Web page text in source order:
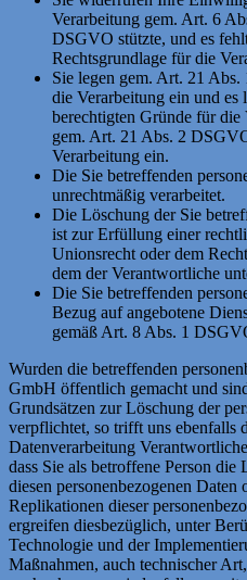
Verarbeitung gem. Art. 6
DSGVO stützte, und es
Rechtsgrundlage für die
Sie legen gem. Art. 21
die Verarbeitung ein und es
berechtigten Gründe für die
gem. Art. 21 Abs. 2
Verarbeitung ein.
Die Sie betreffenden
unrechtmäßig verarbeitet.
Die Löschung der Sie
ist zur Erfüllung einer
Unionsrecht oder dem
dem der Verantwortliche
Die Sie betreffenden
Bezug auf angebotene
gemäß Art. 8 Abs. 1
Wurden die betreffenden
GmbH öffentlich gemacht und
Grundsätzen zur Löschung der
verpflichtet, so trifft uns ebenfalls
Datenverarbeitung
dass Sie als betroffene Person
diesen personenbezogenen
Replikationen dieser
ergreifen diesbezüglich, unter
Technologie und der
Maßnahmen, auch technischer